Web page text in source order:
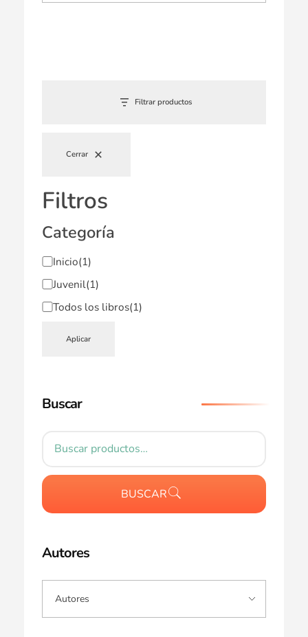
Filtrar productos
Cerrar
Filtros
Categoría
Inicio(1)
Juvenil(1)
Todos los libros(1)
Aplicar
Buscar
BUSCAR
Autores